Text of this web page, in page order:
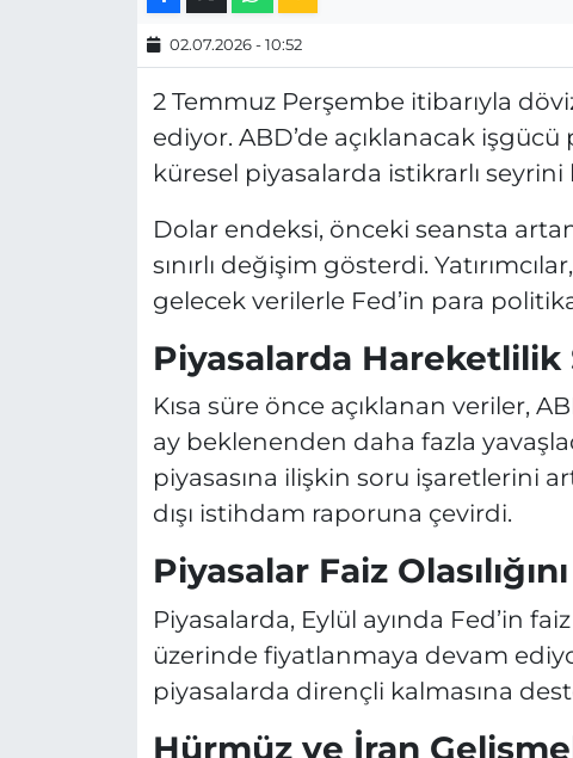
02.07.2026 - 10:52
2 Temmuz Perşembe itibarıyla
ediyor. ABD’de açıklanacak
küresel piyasalarda istikrarlı seyrini
Dolar endeksi, önceki seansta
sınırlı değişim gösterdi.
gelecek verilerle Fed’in para
Piyasalarda Hareketlilik
Kısa süre önce açıklanan veriler,
ay beklenenden daha fazla
piyasasına ilişkin soru işaretlerini
dışı istihdam raporuna çevirdi.
Piyasalar Faiz
Piyasalarda, Eylül ayında Fed’in faiz
üzerinde fiyatlanmaya devam
piyasalarda dirençli kalmasına
Hürmüz ve İran